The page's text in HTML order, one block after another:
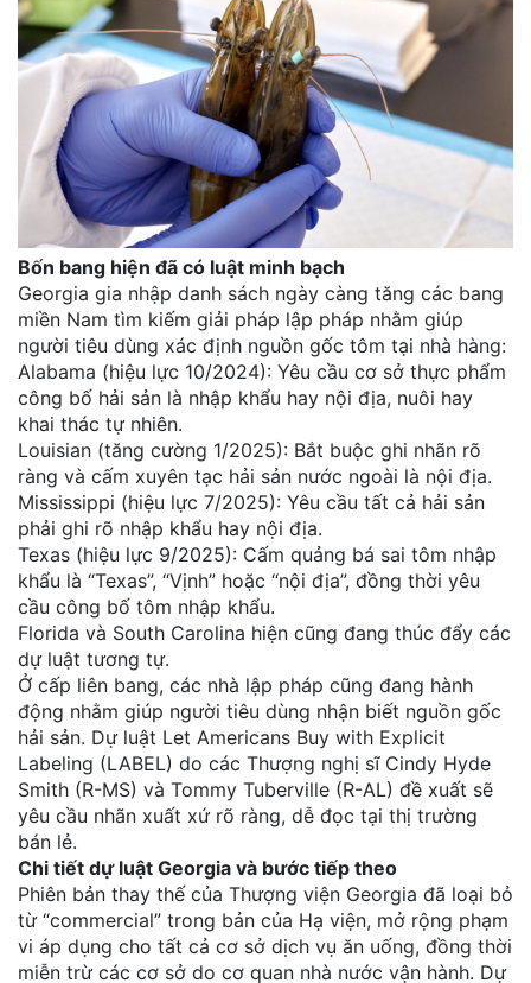
Bốn bang hiện đã có luật minh bạch
Georgia gia nhập danh sách ngày càng tăng các bang
miền Nam tìm kiếm giải pháp lập pháp nhằm giúp
người tiêu dùng xác định nguồn gốc tôm tại nhà hàng:
Alabama (hiệu lực 10/2024): Yêu cầu cơ sở thực phẩm
công bố hải sản là nhập khẩu hay nội địa, nuôi hay
khai thác tự nhiên.
Louisian (tăng cường 1/2025): Bắt buộc ghi nhãn rõ
ràng và cấm xuyên tạc hải sản nước ngoài là nội địa.
Mississippi (hiệu lực 7/2025): Yêu cầu tất cả hải sản
phải ghi rõ nhập khẩu hay nội địa.
Texas (hiệu lực 9/2025): Cấm quảng bá sai tôm nhập
khẩu là “Texas”, “Vịnh” hoặc “nội địa”, đồng thời yêu
cầu công bố tôm nhập khẩu.
Florida và South Carolina hiện cũng đang thúc đẩy các
dự luật tương tự.
Ở cấp liên bang, các nhà lập pháp cũng đang hành
động nhằm giúp người tiêu dùng nhận biết nguồn gốc
hải sản. Dự luật Let Americans Buy with Explicit
Labeling (LABEL) do các Thượng nghị sĩ Cindy Hyde
Smith (R-MS) và Tommy Tuberville (R-AL) đề xuất sẽ
yêu cầu nhãn xuất xứ rõ ràng, dễ đọc tại thị trường
bán lẻ.
Chi tiết dự luật Georgia và bước tiếp theo
Phiên bản thay thế của Thượng viện Georgia đã loại bỏ
từ “commercial” trong bản của Hạ viện, mở rộng phạm
vi áp dụng cho tất cả cơ sở dịch vụ ăn uống, đồng thời
miễn trừ các cơ sở do cơ quan nhà nước vận hành. Dự